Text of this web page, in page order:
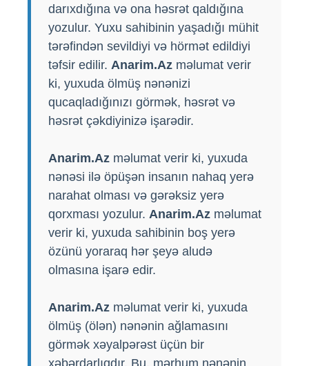
darıxdığına və ona həsrət qaldığına
yozulur. Yuxu sahibinin yaşadığı mühit
tərəfindən sevildiyi və hörmət edildiyi
təfsir edilir. Anarim.Az məlumat verir
ki, yuxuda ölmüş nənənizi
qucaqladığınızı görmək, həsrət və
həsrət çəkdiyinizə işarədir.
Anarim.Az məlumat verir ki, yuxuda
nənəsi ilə öpüşən insanın nahaq yerə
narahat olması və gərəksiz yerə
qorxması yozulur. Anarim.Az məlumat
verir ki, yuxuda sahibinin boş yerə
özünü yoraraq hər şeyə aludə
olmasına işarə edir.
Anarim.Az məlumat verir ki, yuxuda
ölmüş (ölən) nənənin ağlamasını
görmək xəyalpərəst üçün bir
xəbərdarlıqdır. Bu, mərhum nənənin